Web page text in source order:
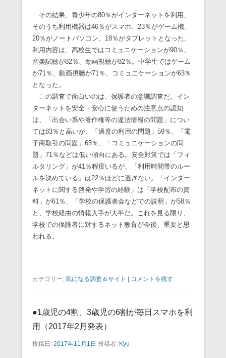
その結果、青少年の80％がインターネットを利用、
そのうち利用機器は46％がスマホ、23％がゲーム機、
20％がノートパソコン、18％がタブレットとなった。
利用内容は、高校生ではコミュニケーションが90％、
音楽試聴が82％、動画視聴が82％。中学生ではゲーム
が71％、動画視聴が71％、コミュニケーションが63％
となった。
この調査で面白いのは、保護者の意識調査だ。イン
ターネットを安全・安心に使うための注意点の認知
は、「出会い系や著作権等の違法情報の問題」につい
ては83％と高いが、「過度の利用の問題」59％、「電
子商取引の問題」63％、「コミュニケーションの問
題」71％などは低い傾向にある。安全対策では「フィ
ルタリング」が41％程度いるが、「利用時間帯のルー
ルを決めている」は22％ほどに過ぎない。「インター
ネットに関する啓発や学習の経験」は「学校配布の資
料」が61％、「学校の保護者会などでの説明」が58％
と、学校経由の情報入手が大半だ。これを見る限り、
学校での保護者に対するネット教育が今後、重要と思
われる。
カテゴリー: 気になる調査＆サイト コメントを残す
●1歳児の4割、3歳児の6割が毎日スマホを利
用（2017年2月発表）
投稿日: 2017年11月1日 投稿者: Kyu